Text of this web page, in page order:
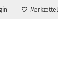
Merkzettel